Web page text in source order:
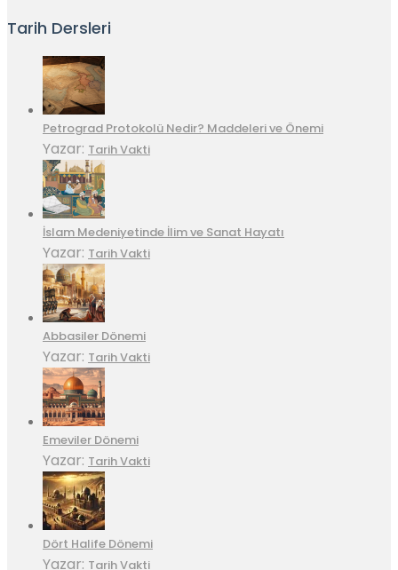
Tarih Dersleri
Petrograd Protokolü Nedir? Maddeleri ve Önemi
Yazar: Tarih Vakti
İslam Medeniyetinde İlim ve Sanat Hayatı
Yazar: Tarih Vakti
Abbasiler Dönemi
Yazar: Tarih Vakti
Emeviler Dönemi
Yazar: Tarih Vakti
Dört Halife Dönemi
Yazar: Tarih Vakti